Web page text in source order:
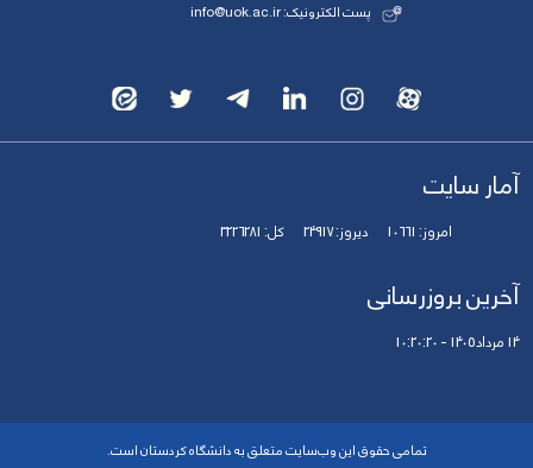
پست الکترونیک: info@uok.ac.ir
آمار سایت
امروز:10661 دیروز:24917 کل:3226281
آخرین بروزرسانی
14 مرداد 1405 - 10:20:20
تمامی حقوق این وب‌سایت متعلق به دانشگاه کردستان است.